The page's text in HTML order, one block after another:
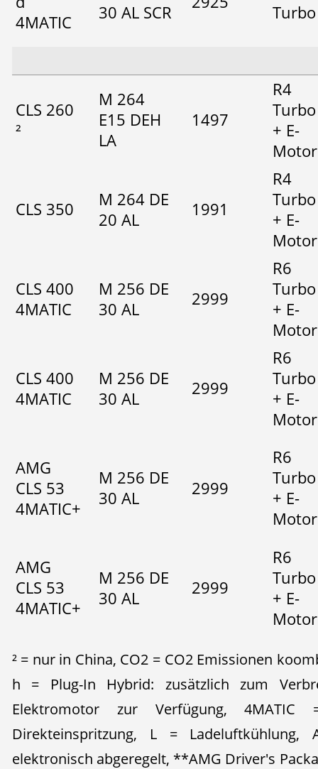
4MATIC
30 AL SCR
Turbo
CLS 260
²
M 264
E15 DEH
LA
1497
R4
Turbo
+ E-
Motor
CLS 350
M 264 DE
20 AL
1991
R4
Turbo
+ E-
Motor
CLS 400
4MATIC
M 256 DE
30 AL
2999
R6
Turbo
+ E-
Motor
CLS 400
4MATIC
M 256 DE
30 AL
2999
R6
Turbo
+ E-
Motor
AMG
CLS 53
4MATIC+
M 256 DE
30 AL
2999
R6
Turbo
+ E-
Motor
AMG
CLS 53
4MATIC+
M 256 DE
30 AL
2999
R6
Turbo
+ E-
Motor
² = nur in China, CO2 = CO2 Emissionen
h = Plug-In Hybrid: zusätzlich zum
Elektromotor zur Verfügung,
Direkteinspritzung, L =
elektronisch abgeregelt, **AMG Driver's